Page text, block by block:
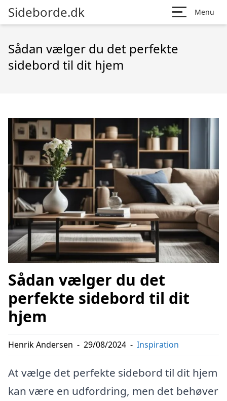
Sideborde.dk Menu
Sådan vælger du det perfekte
sidebord til dit hjem
Sådan vælger du det
perfekte sidebord til dit
hjem
Henrik Andersen - 29/08/2024 - Inspiration
At vælge det perfekte sidebord til dit hjem
kan være en udfordring, men det behøver